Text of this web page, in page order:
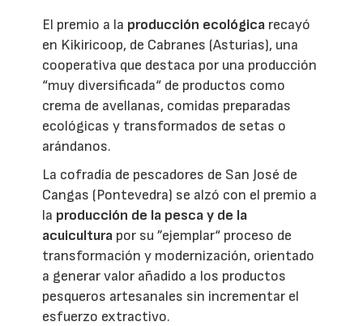
El premio a la producción ecológica recayó
en Kikiricoop, de Cabranes (Asturias), una
cooperativa que destaca por una producción
“muy diversificada“ de productos como
crema de avellanas, comidas preparadas
ecológicas y transformados de setas o
arándanos.
La cofradía de pescadores de San José de
Cangas (Pontevedra) se alzó con el premio a
la producción de la pesca y de la
acuicultura por su ”ejemplar“ proceso de
transformación y modernización, orientado
a generar valor añadido a los productos
pesqueros artesanales sin incrementar el
esfuerzo extractivo.